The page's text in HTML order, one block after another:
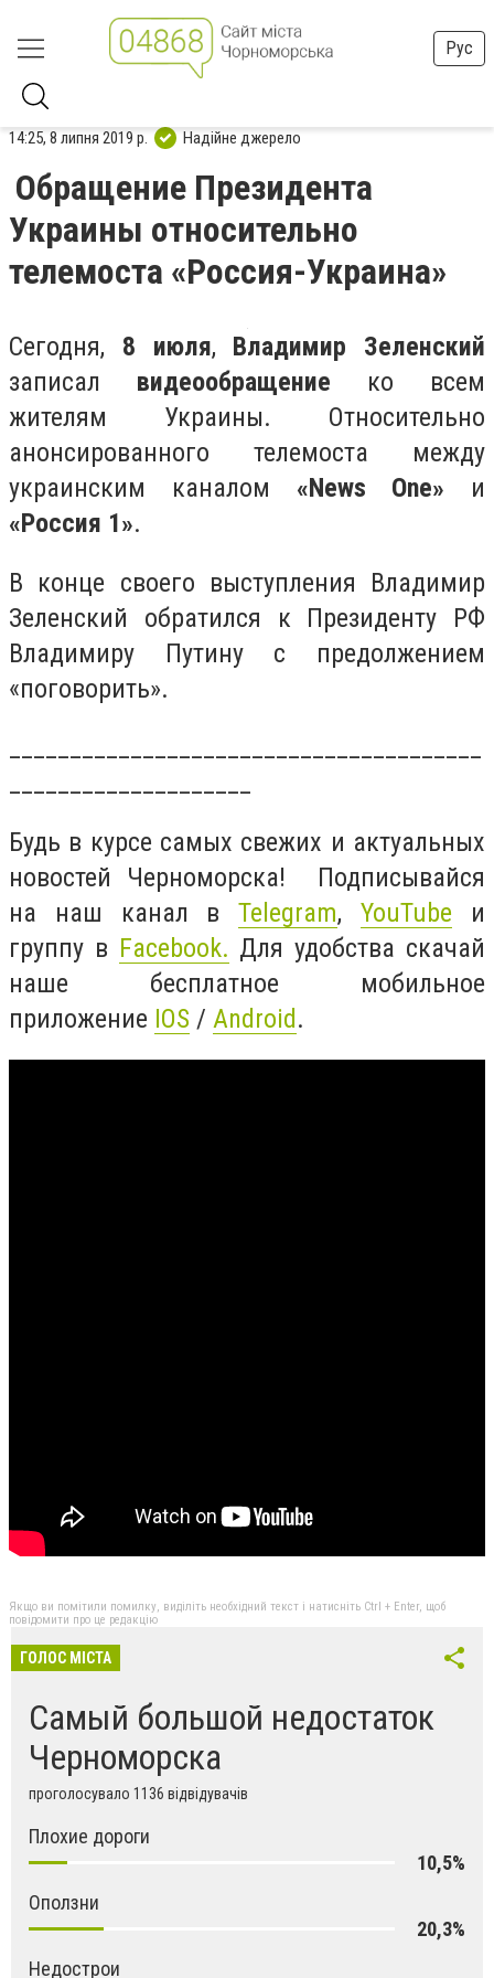
Рус
14:25, 8 липня 2019 р. Надійне джерело
Обращение Президента
Украины относительно
телемоста «Россия-Украина»
Сегодня, 8 июля, Владимир Зеленский
записал видеообращение ко всем
жителям Украины. Относительно
анонсированного телемоста между
украинским каналом «News One» и
«Россия 1».
В конце своего выступления Владимир
Зеленский обратился к Президенту РФ
Владимиру Путину с предолжением
«поговорить».
Будь в курсе самых свежих и актуальных
новостей Черноморска! Подписывайся
на наш канал вTelegram,YouTube и
группу в Facebook. Для удобства скачай
наше бесплатное мобильное
приложение IOS / Android.
Якщо ви помітили помилку, виділіть необхідний текст і натисніть Ctrl + Enter, щоб
повідомити про це редакцію
ГОЛОС МІСТА
Самый большой недостаток
Черноморска
проголосувало 1136 відвідувачів
Плохие дороги
10,5%
Оползни
20,3%
Недострои